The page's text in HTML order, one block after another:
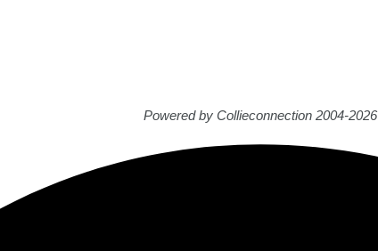
Powered by Collieconnection 2004-2026